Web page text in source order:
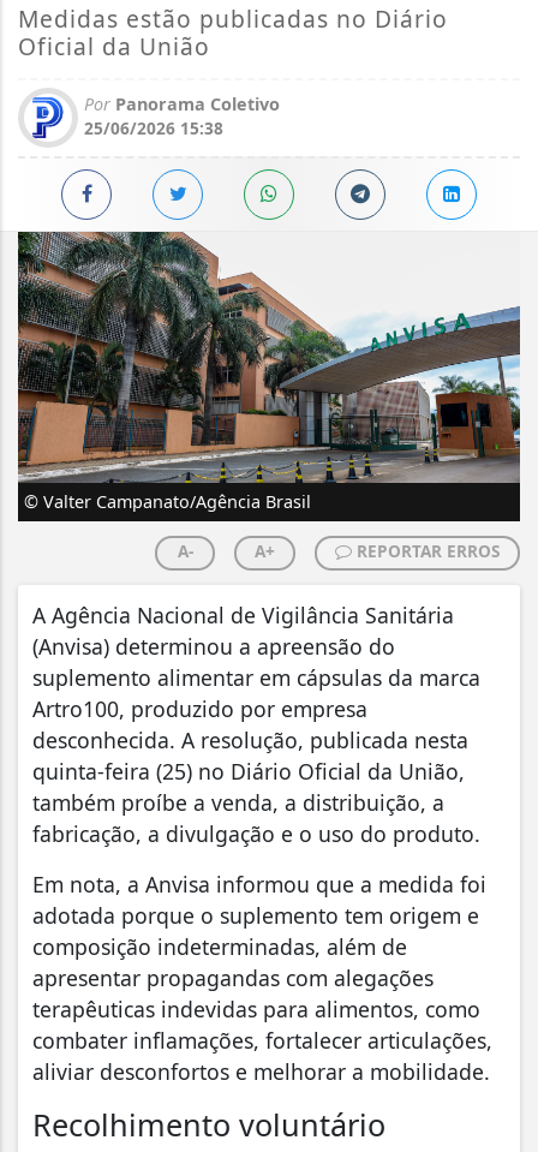
Medidas estão publicadas no Diário
Oficial da União
Por Panorama Coletivo
25/06/2026 15:38
© Valter Campanato/Agência Brasil
A- A+ REPORTAR ERROS
A Agência Nacional de Vigilância Sanitária
(Anvisa) determinou a apreensão do
suplemento alimentar em cápsulas da marca
Artro100, produzido por empresa
desconhecida. A resolução, publicada nesta
quinta-feira (25) no Diário Oficial da União,
também proíbe a venda, a distribuição, a
fabricação, a divulgação e o uso do produto.
Em nota, a Anvisa informou que a medida foi
adotada porque o suplemento tem origem e
composição indeterminadas, além de
apresentar propagandas com alegações
terapêuticas indevidas para alimentos, como
combater inflamações, fortalecer articulações,
aliviar desconfortos e melhorar a mobilidade.
Recolhimento voluntário